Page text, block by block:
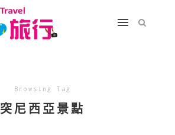
Browsing Tag
突尼西亞景點